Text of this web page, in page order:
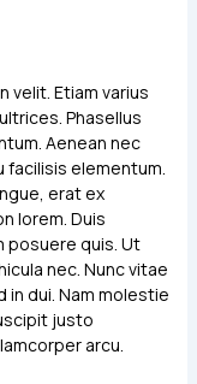
velit. Etiam varius
Phasellus
Aenean nec
facilisis elementum.
erat ex
lorem. Duis
posuere quis. Ut
nec. Nunc vitae
dui. Nam molestie
justo
arcu.